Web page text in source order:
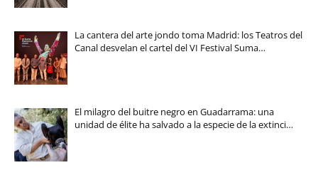
La cantera del arte jondo toma Madrid: los Teatros del
Canal desvelan el cartel del VI Festival Suma…
El milagro del buitre negro en Guadarrama: una
unidad de élite ha salvado a la especie de la extinci…